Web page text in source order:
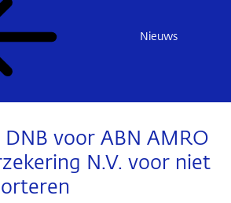
Nieuws
DNB voor ABN AMRO
N.V. voor niet